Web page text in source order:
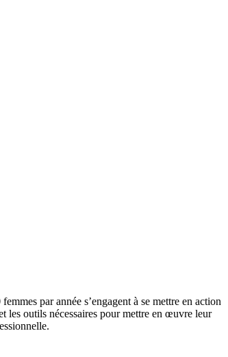
par année s’engagent à se mettre en action
les outils nécessaires pour mettre en œuvre leur